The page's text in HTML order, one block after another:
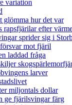
variation
glömma hur det var
efter
sprider sig i
mot fjäril
laddad fråga
larver
miljontals dollar
ge fjärilsvingar färg